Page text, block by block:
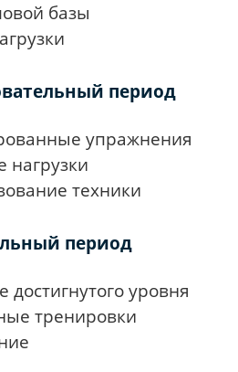
базы
период
упражнения
нагрузки
техники
период
уровня
тренировки